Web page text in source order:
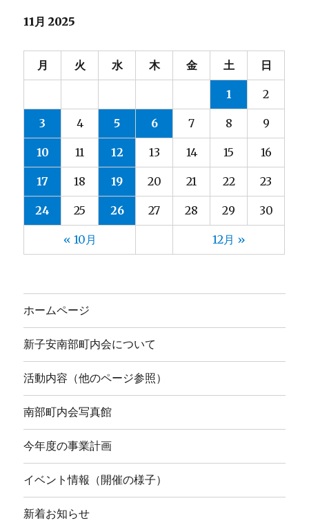
11月 2025
月 火 水 木 金 土 日
1 2
3 4 5 6 7 8 9
10 11 12 13 14 15 16
17 18 19 20 21 22 23
24 25 26 27 28 29 30
« 10月 12月 »
ホームページ
新子安南部町内会について
活動内容（他のページ参照）
南部町内会写真館
今年度の事業計画
イベント情報（開催の様子）
新着お知らせ